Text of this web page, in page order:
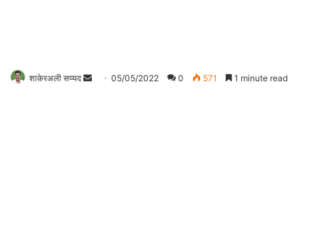
शाकेरअली सय्यद 05/05/2022 0 571 1 minute read